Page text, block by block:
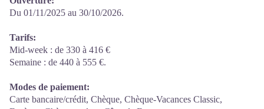
Du 01/11/2025 au 30/10/2026.
Tarifs:
Mid-week : de 330 à 416 €
Semaine : de 440 à 555 €.
Modes de paiement:
Carte bancaire/crédit, Chèque, Chèque-Vacances Classic,